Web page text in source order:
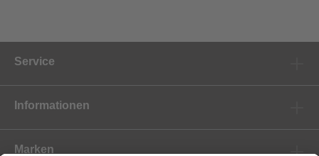
Service
Informationen
Marken